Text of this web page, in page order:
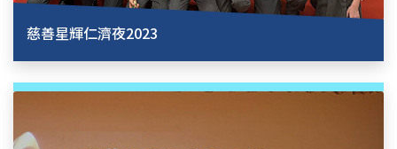
慈善星輝仁濟夜2023